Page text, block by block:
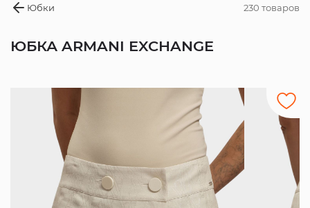
Юбки 230 товаров
ЮБКА ARMANI EXCHANGE